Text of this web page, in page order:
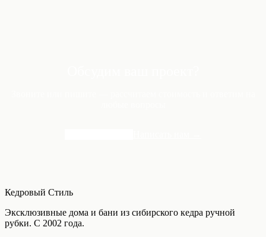
Кедровый Стиль
Эксклюзивные дома и бани из сибирского кедра ручной
рубки. С 2002 года.